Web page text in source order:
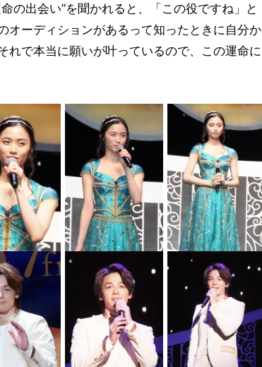
の出会い”を聞かれると、「この役ですね」と
オーディションがあるって知ったときに自分か
れで本当に願いが叶っているので、この運命に